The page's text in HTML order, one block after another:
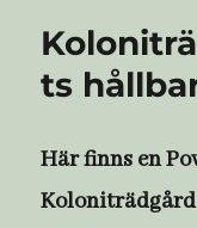
ts
Här finns en